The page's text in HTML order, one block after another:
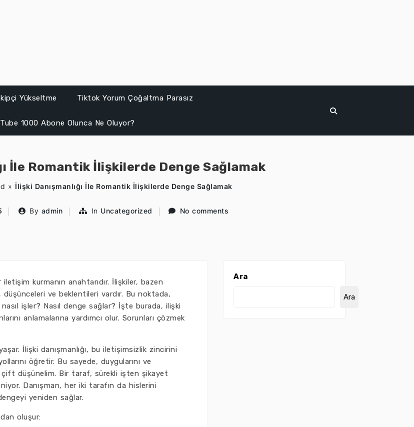
Yükseltme Tiktok Yorum Çoğaltma Parasız
1000 Abone Olunca Ne Oluyor?
İle Romantik İlişkilerde Denge Sağlamak
» İlişki Danışmanlığı İle Romantik İlişkilerde Denge Sağlamak
By admin In Uncategorized No comments
kurmanın anahtarıdır. İlişkiler, bazen
düşünceleri ve beklentileri vardır. Bu noktada,
işler? Nasıl denge sağlar? İşte burada, ilişki
anlamalarına yardımcı olur. Sorunları çözmek
İlişki danışmanlığı, bu iletişimsizlik zincirini
öğretir. Bu sayede, duygularını ve
düşünelim. Bir taraf, sürekli işten şikayet
Danışman, her iki tarafın da hislerini
yeniden sağlar.
oluşur:
Ara
Ara